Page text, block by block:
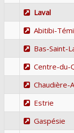
Laval
Abitibi-
Bas-Saint-
Centre-du-
Chaudière-
Estrie
Gaspésie